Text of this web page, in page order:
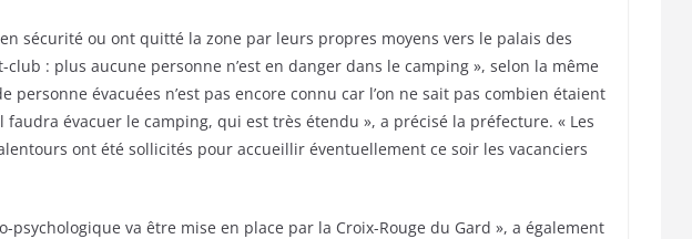
sécurité ou ont quitté la zone par leurs propres moyens vers le palais des
: plus aucune personne n’est en danger dans le camping », selon la même
personne évacuées n’est pas encore connu car l’on ne sait pas combien étaient
faudra évacuer le camping, qui est très étendu », a précisé la préfecture. « Les
ont été sollicités pour accueillir éventuellement ce soir les vacanciers
psychologique va être mise en place par la Croix-Rouge du Gard », a également